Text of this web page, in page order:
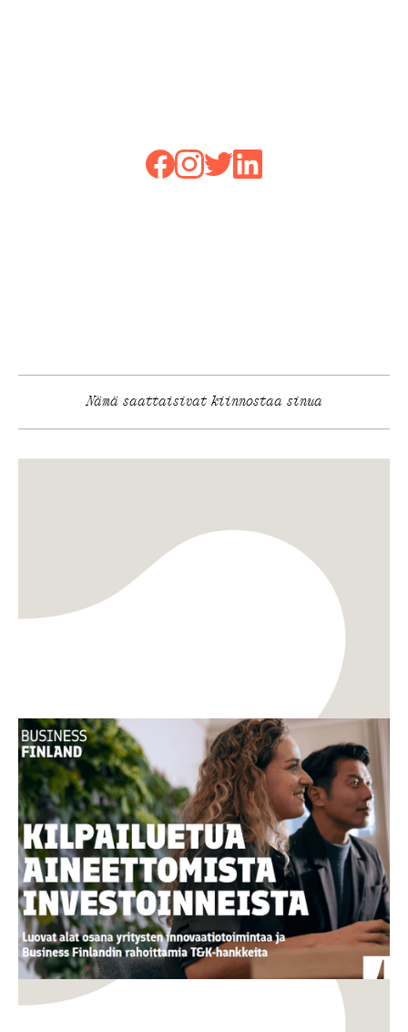
Nämä saattaisivat kiinnostaa sinua
TKI Innovaatiot
Uusi opas: Miten aineettomasta arvosta
rakennetaan kilpailukykyä ja kasvua?